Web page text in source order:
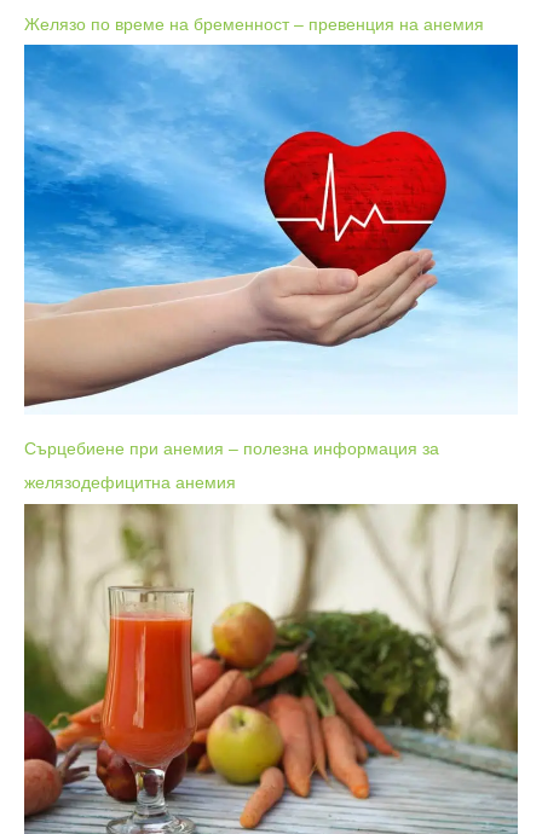
Желязо по време на бременност – превенция на анемия
Сърцебиене при анемия – полезна информация за
желязодефицитна анемия